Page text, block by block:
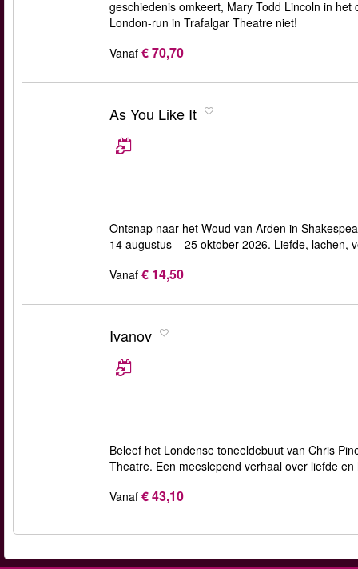
geschiedenis omkeert, Mary Todd Lincoln in
London-run in Trafalgar Theatre niet!
Vanaf € 70,70
As You Like It
Ontsnap naar het Woud van Arden in
14 augustus – 25 oktober 2026. Liefde, lachen,
Vanaf € 14,50
Ivanov
Beleef het Londense toneeldebuut van Chris
Theatre. Een meeslepend verhaal over liefde
Vanaf € 43,10